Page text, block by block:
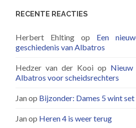
RECENTE REACTIES
Herbert Ehlting op Een
geschiedenis van Albatros
Hedzer van der Kooi op
Albatros voor scheidsrechters
Janop Bijzonder: Dames 5 wint
Janop Heren 4 is weer terug